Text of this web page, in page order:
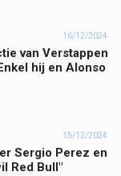
16/12/2024
van Verstappen
hij en Alonso
15/12/2024
Sergio Perez en
Red Bull"